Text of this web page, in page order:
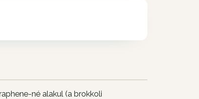
né alakul (a brokkoli